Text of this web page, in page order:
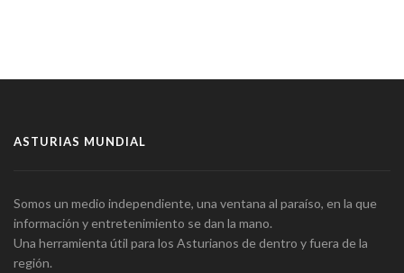
ASTURIAS MUNDIAL
Somos un medio independiente, una ventana al paraíso, en la que
información y entretenimiento se dan la mano.
Una herramienta útil para los Asturianos de dentro y fuera de la
región.